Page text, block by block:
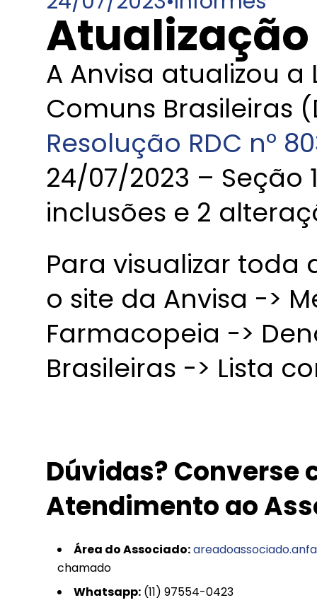
Atualização
A Anvisa atualizou
Comuns Brasileiras
Resolução RDC nº
24/07/2023 – Seção
inclusões e 2
Para visualizar toda
o site da Anvisa ->
Farmacopeia ->
Brasileiras -> Lista
Dúvidas? Converse
Atendimento ao
Área do Associado:
chamado
Whatsapp: (11) 97554-0423